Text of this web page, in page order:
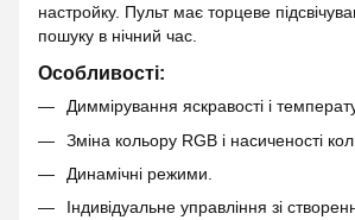
настройку. Пульт має торцеве
пошуку в нічний час.
Особливості:
Диммірування яскравості і
Зміна кольору RGB і насиченості
Динамічні режими.
Індивідуальне управління зі